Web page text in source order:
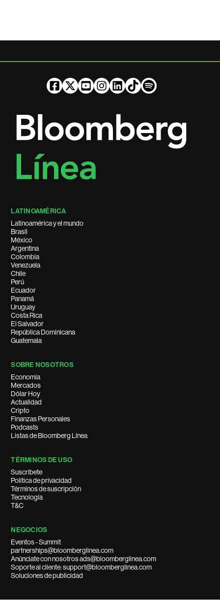
LATINOAMÉRICA
Latinoamérica y el mundo
Brasil
México
Argentina
Colombia
Venezuela
Chile
Perú
Ecuador
Panamá
Uruguay
Costa Rica
El Salvador
República Dominicana
Guatemala
SOBRE NOSOTROS
Economía
Mercados
Dólar Hoy
Actualidad
Cripto
Finanzas Personales
Podcasts
Listas de Bloomberg Línea
TÉRMINOS DE USO
Suscríbete
Política de privacidad
Términos de suscripción
Tecnología
T&C
NEGOCIOS
Eventos - Summit
partnerships@bloomberglinea.com
Anúnciate con nosotros ads@bloomberglinea.com
Soporte al cliente: support@bloomberglinea.com
Soluciones de publicidad